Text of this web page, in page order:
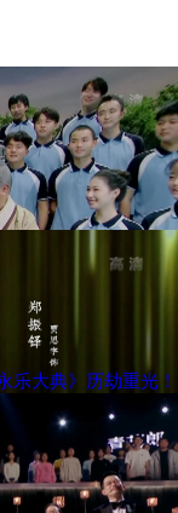
乐大典》历劫重光！